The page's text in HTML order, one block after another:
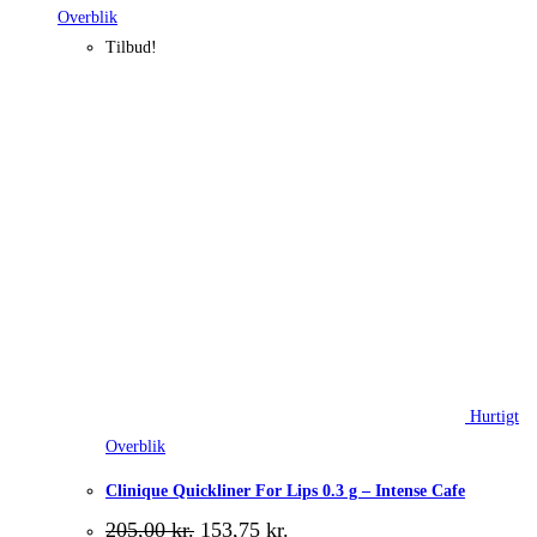
Overblik
Tilbud!
Hurtigt
Overblik
Clinique Quickliner For Lips 0.3 g – Intense Cafe
205,00kr. Den
153,75 kr.